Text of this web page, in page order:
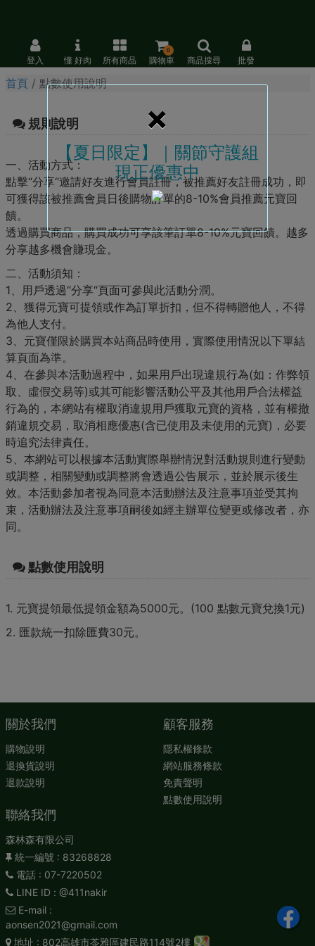
登入 懂 好肉 所有商品 購物車
0
商品搜尋 批發
首頁 點數使用說明
規則說明
一、活動方式：
點擊“分享“邀請好友進行會員註冊，被推薦好友註冊成功，即
可獲得該被推薦會員日後購物訂單的8-10%會員推薦元寶回
饋。
透過購買商品，購買成功可享該筆訂單8-10%元寶回饋。越多
分享越多機會賺現金。
二、活動須知：
1、用戶透過“分享“頁面可參與此活動分潤。
2、獲得元寶可提領或作為訂單折扣，但不得轉贈他人，不得
為他人支付。
3、元寶僅限於購買本站商品時使用，實際使用情況以下單結
算頁面為準。
4、在參與本活動過程中，如果用戶出現違規行為(如：作弊領
取、虛假交易等)或其可能影響活動公平及其他用戶合法權益
行為的，本網站有權取消違規用戶獲取元寶的資格，並有權撤
銷違規交易，取消相應優惠(含已使用及未使用的元寶)，必要
時追究法律責任。
5、本網站可以根據本活動實際舉辦情況對活動規則進行變動
或調整，相關變動或調整將會透過公告展示，並於展示後生
效。本活動參加者視為同意本活動辦法及注意事項並受其拘
束，活動辦法及注意事項嗣後如經主辦單位變更或修改者，亦
同。
點數使用說明
1. 元寶提領最低提領金額為5000元。(100 點數元寶兌換1元)
2. 匯款統一扣除匯費30元。
關於我們
購物說明
退換貨說明
退款說明
顧客服務
隱私權條款
網站服務條款
免責聲明
點數使用說明
聯絡我們
森林森有限公司
統一編號 : 83268828
電話: 07-7220502
LINE ID : @411nakir
E-mail:
aonsen2021@gmail.com
地址 : 802高雄市苓雅區建民路114號2樓
×
【夏日限定】｜關節守護組
現正優惠中